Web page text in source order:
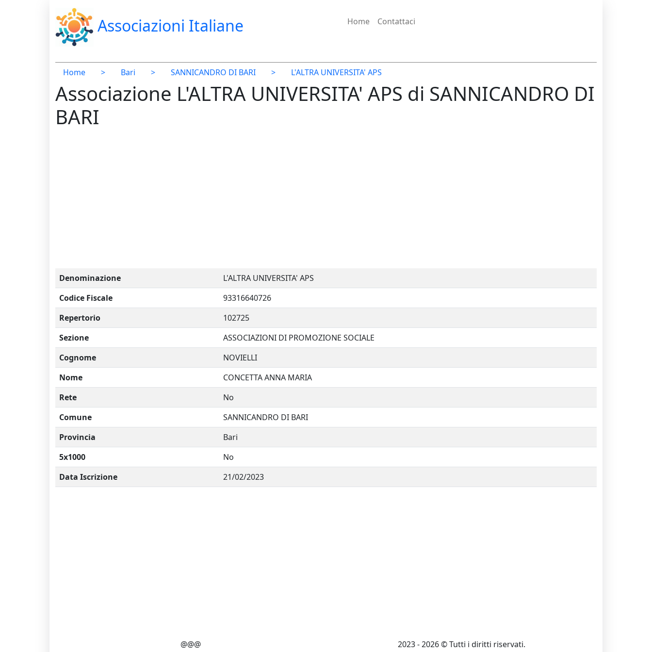
Associazioni Italiane Home Contattaci
Home > Bari > SANNICANDRO DI BARI > L'ALTRA UNIVERSITA' APS
Associazione L'ALTRA UNIVERSITA' APS di SANNICANDRO DI
BARI
Denominazione
L'ALTRA UNIVERSITA' APS
Codice Fiscale
93316640726
Repertorio
102725
Sezione
ASSOCIAZIONI DI PROMOZIONE SOCIALE
Cognome
NOVIELLI
Nome
CONCETTA ANNA MARIA
Rete
No
Comune
SANNICANDRO DI BARI
Provincia
Bari
5x1000
No
Data Iscrizione
21/02/2023
@@@ 2023 - 2026 © Tutti i diritti riservati.